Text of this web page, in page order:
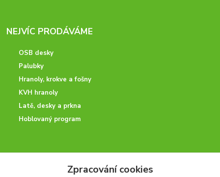
NEJVÍC PRODÁVÁME
OSB desky
Palubky
Hranoly, krokve a fošny
KVH hranoly
Latě, desky a prkna
Hoblovaný program
Zpracování cookies